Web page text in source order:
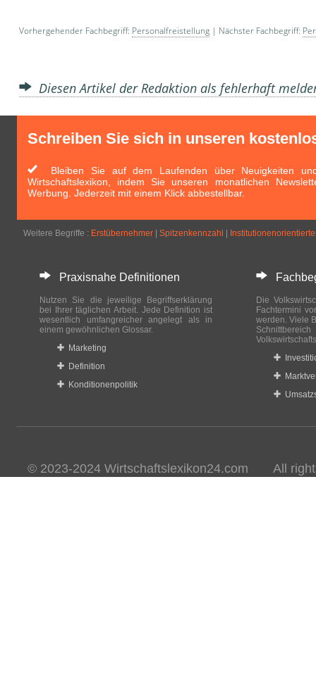
Vorhergehender Fachbegriff: Personalfreistellung | Nächster Fachbegriff:
Diesen Artikel der Redaktion als fehlerhaft
Schreiben Sie sich in unseren
Bleiben Sie auf dem Laufenden über Neuigkeiten
Wirtschaftslexikon, indem Sie unseren monatlichen
Werbung. Jederzeit mit einem Klick abbestellbar.
Weitere Begriffe : Erstübernehmer Spitzenkennzahl
Praxisnahe Definitionen
Nutzen Sie die jeweilige Begriffserklärung
bei Ihrer täglichen Arbeit. Jede Definition ist
wesentlich umfangreicher angelegt als in
einem gewöhnlichen Glossar.
Marketing
Definition
Konditionenpolitik
Die
Fachtermini
werden. Viele
© 2023-2024 Wirtschaftslexikon24.com All